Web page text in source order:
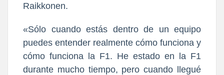
Raikkonen.
«Sólo cuando estás dentro de un equipo
puedes entender realmente cómo funciona y
cómo funciona la F1. He estado en la F1
durante mucho tiempo, pero cuando llegué